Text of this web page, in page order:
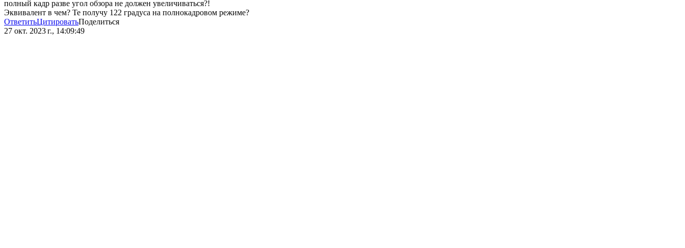
полный кадр разве угол обзора не должен увеличиваться?!
Эквивалент в чем? Те получу 122 градуса на полнокадровом режиме?
ОтветитьЦитироватьПоделиться
27 окт. 2023 г., 14:09:49